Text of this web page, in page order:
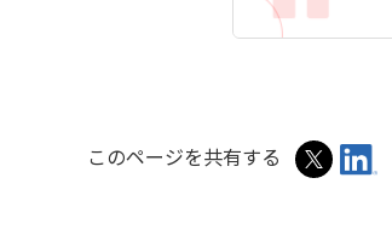
このページを共有する